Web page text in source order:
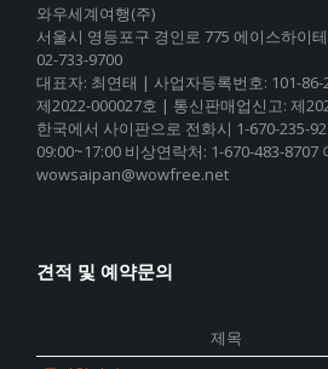
와우세계여행(주)
서울시 영등포구 경인로 775 에이스하이
02-733-9700
대표자: 최연태 | 사업자등록번호: 101-
제2022-000027호 | 통신판매업신고: 제
한국에서 사이판으로 전화시 1-670-235-
09:00~17:00 비상연락처: 1-670-483-8707
wowsaipan@wowfree.net
견적 및 예약문의
제목